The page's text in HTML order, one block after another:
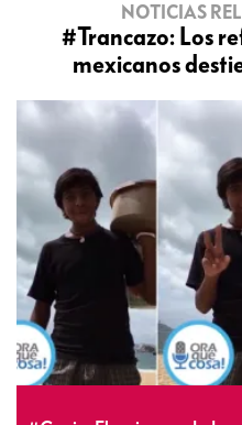
NOTICIAS
#Trancazo: Los
mexicanos